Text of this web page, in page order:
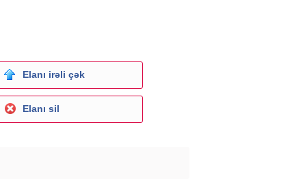
Elanı irəli çək
Elanı sil